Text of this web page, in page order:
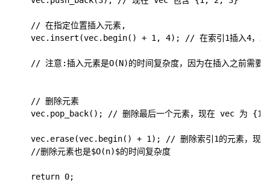
    // 在指定位置插入元素,
vec.insert(vec.begin() + 1, 4); // 在索引1插入4，
// 注意:插入元素是O(N)的时间复杂度，因为在插入之前需要
    // 删除元素
vec.pop_back(); // 删除最后一个元素，现在 vec 为
vec.erase(vec.begin() + 1); // 删除索引1的元素，现
    //删除元素也是$O(n)$的时间复杂度
    return 0;